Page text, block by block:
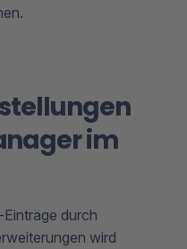
im
durch
wird